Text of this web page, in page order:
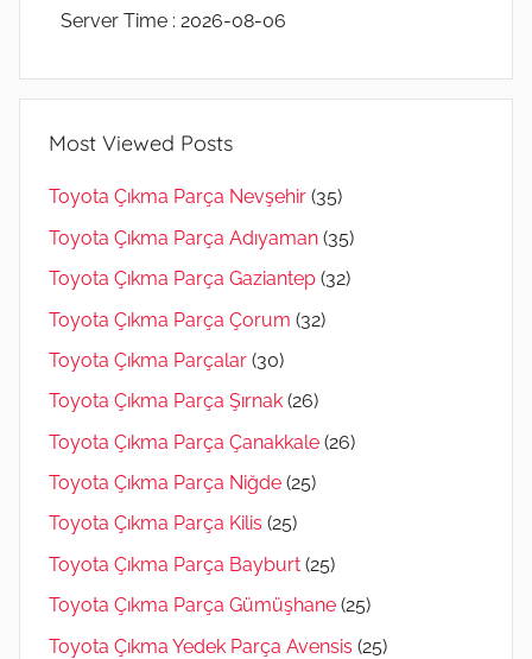
Server Time : 2026-08-06
Most Viewed Posts
Toyota Çıkma Parça Nevşehir (35)
Toyota Çıkma Parça Adıyaman (35)
Toyota Çıkma Parça Gaziantep (32)
Toyota Çıkma Parça Çorum (32)
Toyota Çıkma Parçalar (30)
Toyota Çıkma Parça Şırnak (26)
Toyota Çıkma Parça Çanakkale (26)
Toyota Çıkma Parça Niğde (25)
Toyota Çıkma Parça Kilis (25)
Toyota Çıkma Parça Bayburt (25)
Toyota Çıkma Parça Gümüşhane (25)
Toyota Çıkma Yedek Parça Avensis (25)